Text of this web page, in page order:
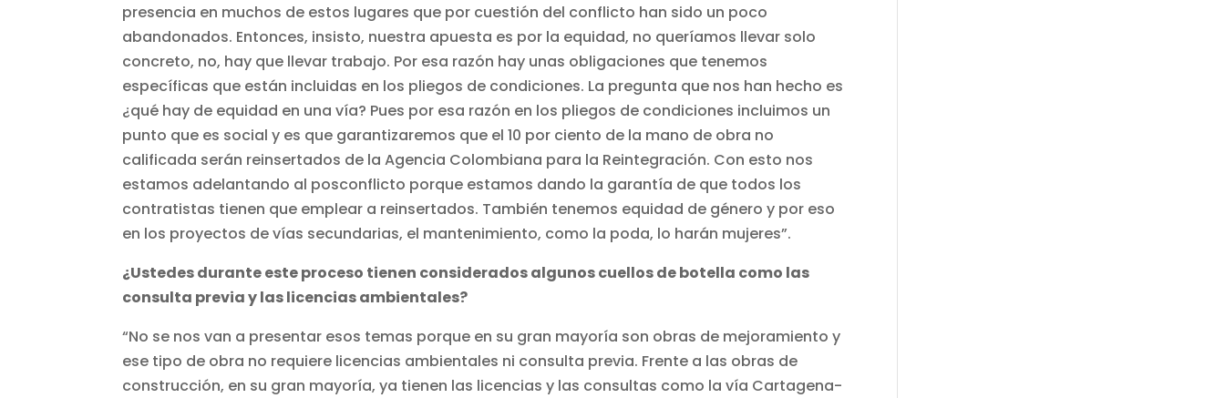
presencia en muchos de estos lugares que por cuestión del conflicto han sido un poco
abandonados. Entonces, insisto, nuestra apuesta es por la equidad, no queríamos llevar solo
concreto, no, hay que llevar trabajo. Por esa razón hay unas obligaciones que tenemos
específicas que están incluidas en los pliegos de condiciones. La pregunta que nos han hecho es
¿qué hay de equidad en una vía? Pues por esa razón en los pliegos de condiciones incluimos un
punto que es social y es que garantizaremos que el 10 por ciento de la mano de obra no
calificada serán reinsertados de la Agencia Colombiana para la Reintegración. Con esto nos
estamos adelantando al posconflicto porque estamos dando la garantía de que todos los
contratistas tienen que emplear a reinsertados. También tenemos equidad de género y por eso
en los proyectos de vías secundarias, el mantenimiento, como la poda, lo harán mujeres”.
¿Ustedes durante este proceso tienen considerados algunos cuellos de botella como las
consulta previa y las licencias ambientales?
“No se nos van a presentar esos temas porque en su gran mayoría son obras de mejoramiento y
ese tipo de obra no requiere licencias ambientales ni consulta previa. Frente a las obras de
construcción, en su gran mayoría, ya tienen las licencias y las consultas como la vía Cartagena-